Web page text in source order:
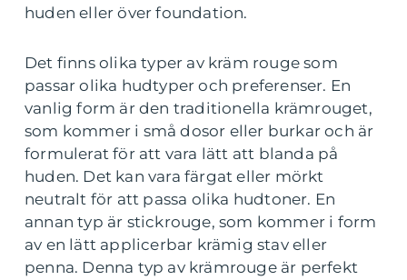
huden eller över foundation.
Det finns olika typer av kräm rouge som
passar olika hudtyper och preferenser. En
vanlig form är den traditionella krämrouget,
som kommer i små dosor eller burkar och är
formulerat för att vara lätt att blanda på
huden. Det kan vara färgat eller mörkt
neutralt för att passa olika hudtoner. En
annan typ är stickrouge, som kommer i form
av en lätt applicerbar krämig stav eller
penna. Denna typ av krämrouge är perfekt